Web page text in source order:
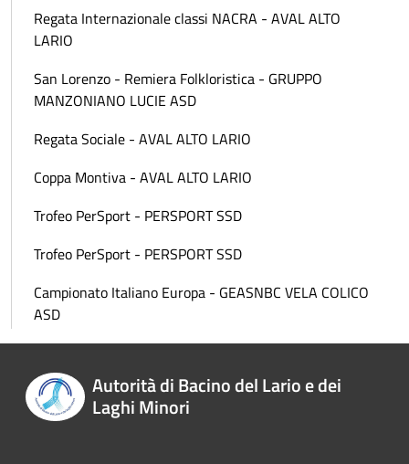
Regata Internazionale classi NACRA - AVAL ALTO
LARIO
San Lorenzo - Remiera Folkloristica - GRUPPO
MANZONIANO LUCIE ASD
Regata Sociale - AVAL ALTO LARIO
Coppa Montiva - AVAL ALTO LARIO
Trofeo PerSport - PERSPORT SSD
Trofeo PerSport - PERSPORT SSD
Campionato Italiano Europa - GEASNBC VELA COLICO
ASD
Autorità di Bacino del Lario e dei
Laghi Minori